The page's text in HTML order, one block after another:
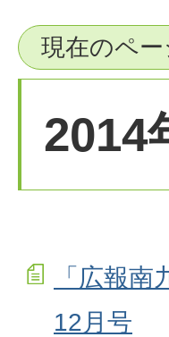
現在のペー
2014
「広報
12月号